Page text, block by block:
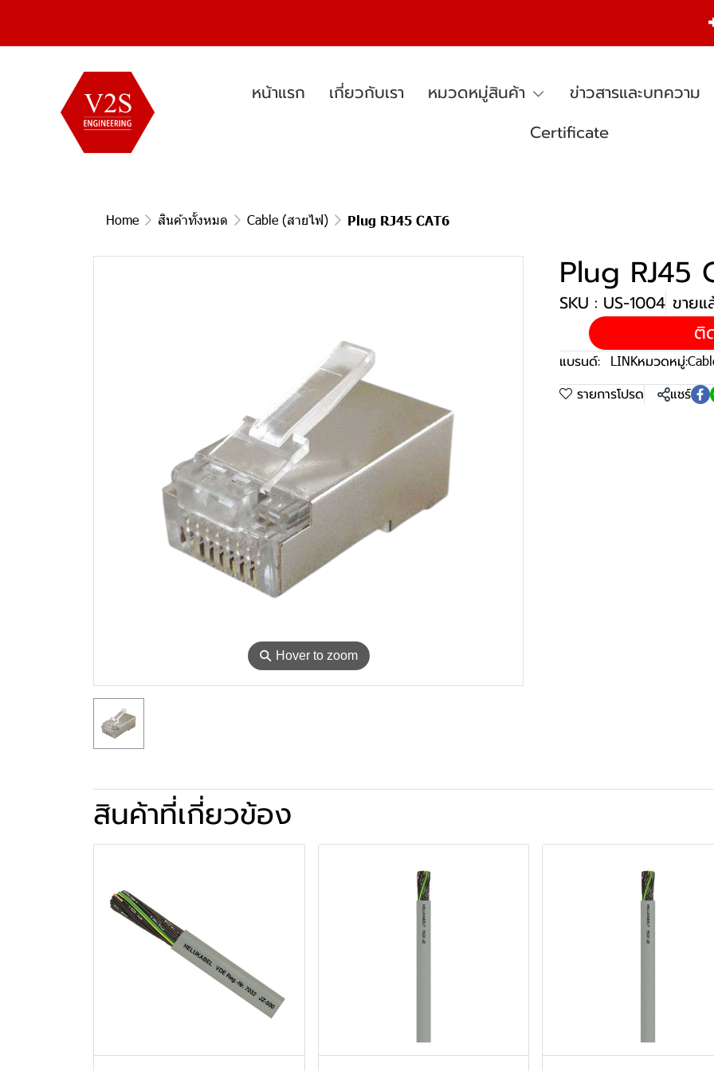
หน้าแรก เกี่ยวกับเรา หมวดหมู่สินค้า ข่าวสารและบทความ
Certificate
Home สินค้าทั้งหมด Cable (สายไฟ) Plug RJ45 CAT6
⚲ Hover to zoom
Plug RJ45
SKU : US-1004 ขาย
ติ
แบรนด์: LINKหมวดหมู่:
รายการโปรด แชร์
สินค้าที่เกี่ยวข้อง